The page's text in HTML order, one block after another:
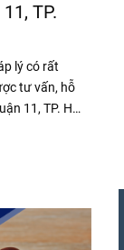
TP.
lý có rất
tư vấn, hỗ
11, TP. Hồ